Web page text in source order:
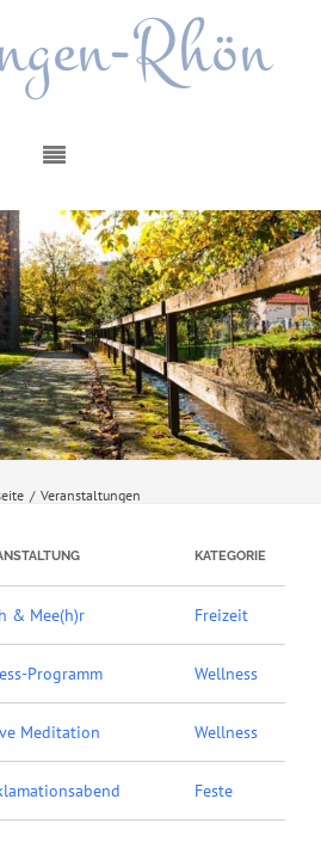
Rhön
/ Veranstaltungen
KATEGORIE
& Mee(h)r Freizeit
Programm Wellness
Meditation Wellness
Feste